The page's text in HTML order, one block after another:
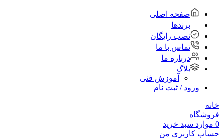
صفحه اصلی
برندها
نصب رایگان
تماس با ما
درباره ما
بلاگ
آموزش فنی
ورود / ثبت نام
خانه
فروشگاه
0 موارد سبد خرید
حساب کاربری من